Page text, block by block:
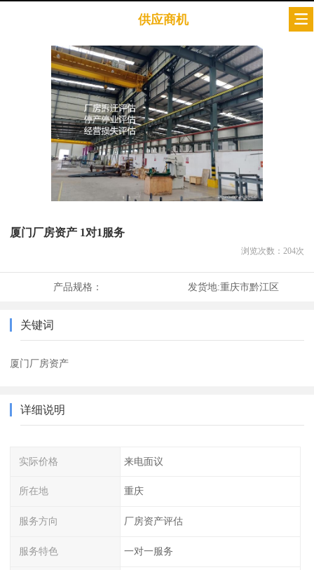
供应商机
厦门厂房资产 1对1服务
浏览次数： 204次
产品规格： 发货地:重庆市黔江区
关键词
厦门厂房资产
详细说明
实际价格 来电面议
所在地 重庆
服务方向 厂房资产评估
服务特色 一对一服务